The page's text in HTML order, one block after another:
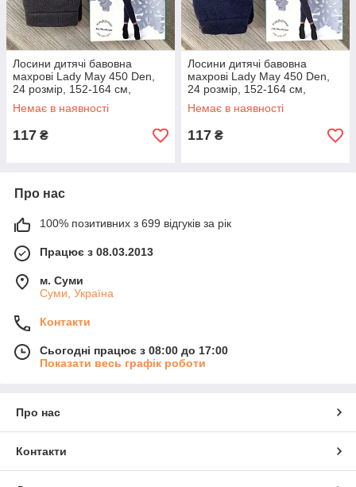
Лосини дитячі бавовна
махрові Lady May 450 Den,
24 розмір, 152-164 см,
темно-сірі, 07590
Немає в наявності
117 ₴
Лосини дитячі бавовна
махрові Lady May 450 Den,
24 розмір, 152-164 см,
темно-сині, 07591
Немає в наявності
117 ₴
Про нас
100% позитивних з 699 відгуків за рік
Працює з 08.03.2013
м. Суми
Суми, Україна
Контакти
Сьогодні працює з 08:00 до 17:00
Показати весь графік роботи
Про нас
Контакти